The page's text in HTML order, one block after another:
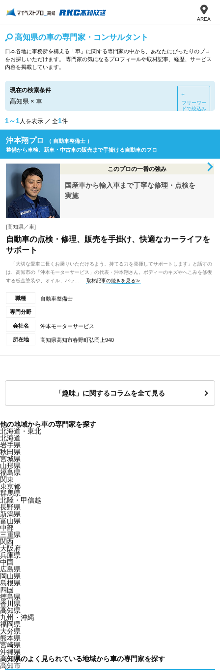
AREA
高知県の車の専門家・コンサルタント
日本各地に事務所を構える「車」に関する専門家の中から、あなたにぴったりのプロ
をお探しいただけます。 専門家の気になるプロフィールや取材記事、経歴、サービス
内容を掲載しています。
現在の検索条件
高知県 × 車
＋
フリーワー
ドで絞込み
1～1人を表示 ／ 全1件
沖本翔プロ
（ 自動車整備士 ）
整備から車検、新車・中古車の販売まで手掛ける自動車のプロ
このプロの一番の強み
国産車から輸入車まで丁寧な修理・点検を
実施
[高知県／車]
自動車の点検・修理、販売を手掛け、快適なカーライフを
サポート
「大切な愛車に長くお乗りいただけるよう、持てる力を発揮してサポートします」と話すの
は、高知市の「沖本モーターサービス」の代表・沖本翔さん。ボディーのキズやへこみを修復
する板金塗装や、オイル、バッ...
取材記事の続きを見る≫
職種 自動車整備士
専門分野
会社名 沖本モーターサービス
所在地 高知県高知市春野町弘岡上940
「趣味」に関するコラムを全て見る
他の地域から車の専門家を探す
北海道・東北
北海道
岩手県
秋田県
宮城県
山形県
福島県
関東
東京都
群馬県
北陸・甲信越
長野県
新潟県
富山県
中部
三重県
関西
大阪府
兵庫県
中国
広島県
岡山県
島根県
四国
徳島県
香川県
高知県
九州・沖縄
福岡県
大分県
熊本県
宮崎県
沖縄県
高知県のよく見られている地域から車の専門家を探す
高知市